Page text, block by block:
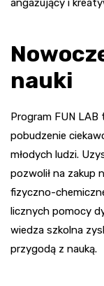
angażujący i
nauki
Program FUN
pobudzenie
młodych ludzi.
pozwolił na zakup
fizyczno-
licznych pomocy
wiedza szkolna
przygodą z nauką.